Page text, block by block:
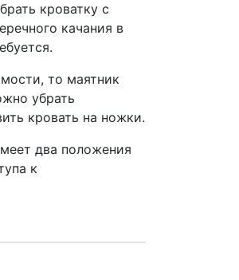
кроватку с
качания в
то маятник
убрать
кровать на ножки.
два положения
к